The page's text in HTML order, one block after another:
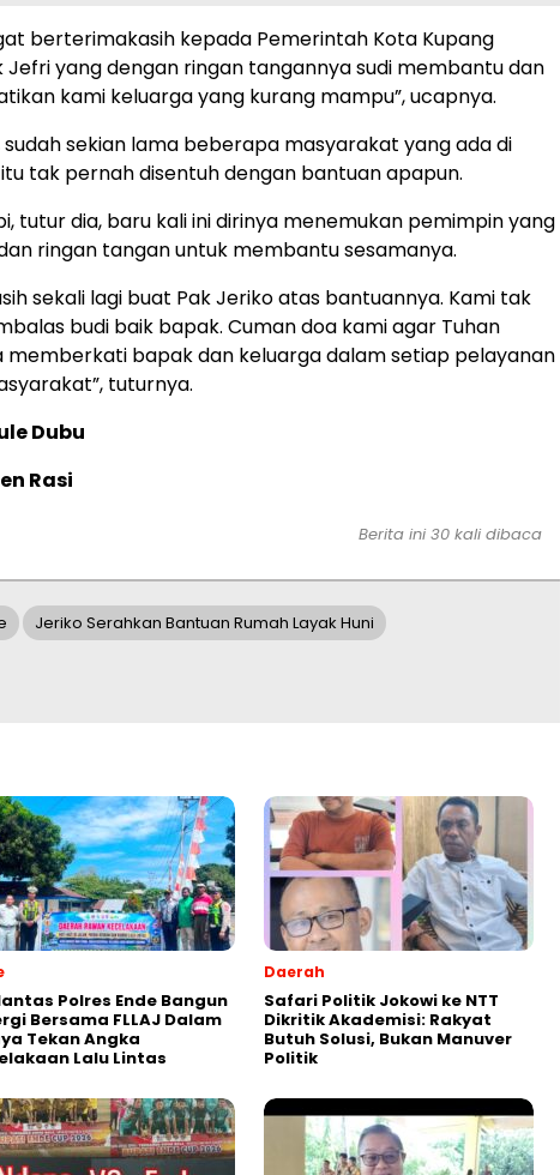
berterimakasih kepada Pemerintah Kota Kupang
Jefri yang dengan ringan tangannya sudi membantu dan
kami keluarga yang kurang mampu”, ucapnya.
sudah sekian lama beberapa masyarakat yang ada di
tak pernah disentuh dengan bantuan apapun.
tutur dia, baru kali ini dirinya menemukan pemimpin yang
ringan tangan untuk membantu sesamanya.
sekali lagi buat Pak Jeriko atas bantuannya. Kami tak
budi baik bapak. Cuman doa kami agar Tuhan
memberkati bapak dan keluarga dalam setiap pelayanan
tuturnya.
Dubu
Rasi
Berita ini 30 kali dibaca
Jeriko Serahkan Bantuan Rumah Layak Huni
Polres Ende Bangun
Bersama FLLAJ Dalam
Tekan Angka
Lalu Lintas
Daerah
Safari Politik Jokowi ke NTT
Dikritik Akademisi: Rakyat
Butuh Solusi, Bukan Manuver
Politik